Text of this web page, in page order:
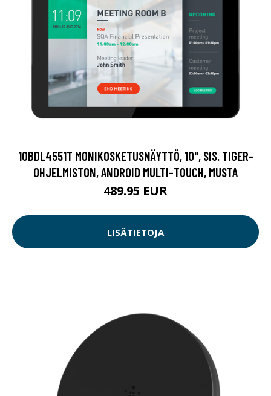
10BDL4551T MONIKOSKETUSNÄYTTÖ, 10", SIS. TIGER-
OHJELMISTON, ANDROID MULTI-TOUCH, MUSTA
489.95 EUR
LISÄTIETOJA